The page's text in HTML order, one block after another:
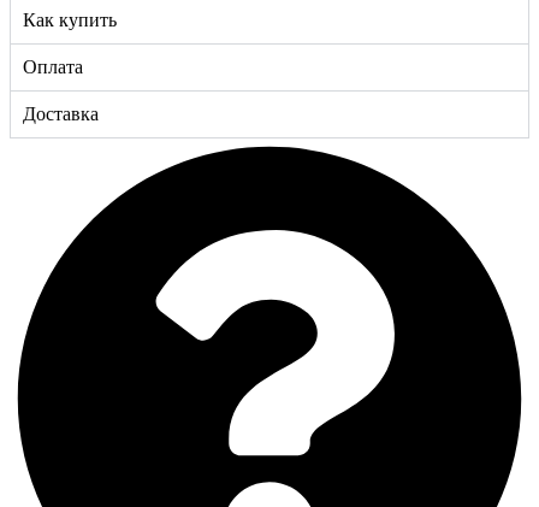
Как купить
Оплата
Доставка